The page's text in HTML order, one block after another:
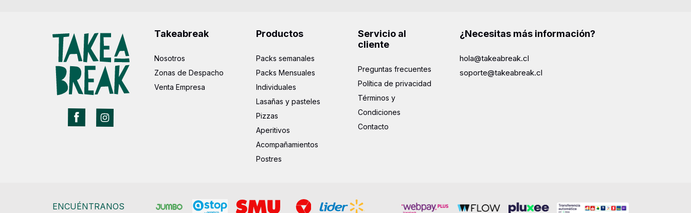
Takeabreak
Nosotros
Zonas de Despacho
Venta Empresa
Productos
Packs semanales
Packs Mensuales
Individuales
Lasañas y pasteles
Pizzas
Aperitivos
Acompañamientos
Postres
Servicio al
cliente
Preguntas frecuentes
Política de privacidad
Términos y
Condiciones
Contacto
¿Necesitas más información?
hola@takeabreak.cl
soporte@takeabreak.cl
ENCUÉNTRANOS